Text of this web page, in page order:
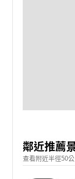
鄰近推薦
查看附近半徑50